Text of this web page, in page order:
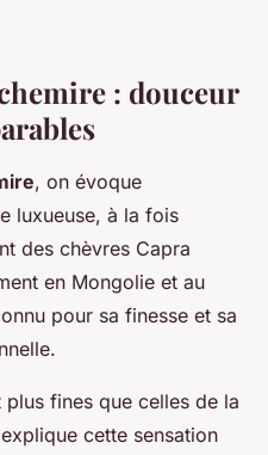
: douceur
, on évoque
luxueuse, à la fois
des chèvres Capra
en Mongolie et au
pour sa finesse et sa
fines que celles de la
cette sensation